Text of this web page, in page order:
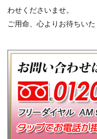
わせくださいませ。
ご用命、心よりお待ちいた